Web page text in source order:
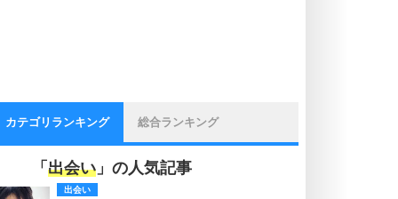
カテゴリランキング 総合ランキング
「 出会い 」の人気記事
出会い